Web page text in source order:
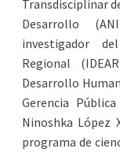
Transdisciplinar
Desarrollo
investigador
Regional
Desarrollo
Gerencia
Ninoshka López
programa de